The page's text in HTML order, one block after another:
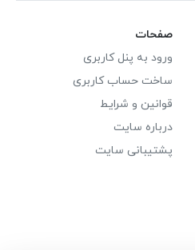
صفحات
ورود به پنل کاربری
ساخت حساب کاربری
قوانین و شرایط
درباره سایت
پشتیبانی سایت